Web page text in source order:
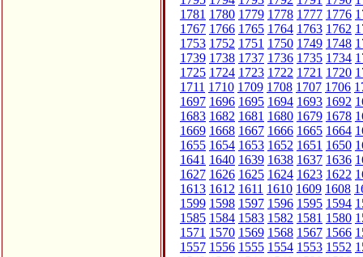
1781 1780 1779 1778 1777 1776
1767 1766 1765 1764 1763 1762
1753 1752 1751 1750 1749 1748
1739 1738 1737 1736 1735 1734
1725 1724 1723 1722 1721 1720
1711 1710 1709 1708 1707 1706
1697 1696 1695 1694 1693 1692
1683 1682 1681 1680 1679 1678
1669 1668 1667 1666 1665 1664
1655 1654 1653 1652 1651 1650
1641 1640 1639 1638 1637 1636
1627 1626 1625 1624 1623 1622
1613 1612 1611 1610 1609 1608
1599 1598 1597 1596 1595 1594
1585 1584 1583 1582 1581 1580
1571 1570 1569 1568 1567 1566
1557 1556 1555 1554 1553 1552